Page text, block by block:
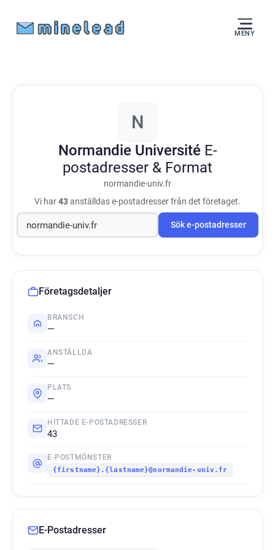
MENY
N
Normandie Université E-
postadresser & Format
normandie-univ.fr
Vi har43anställdas e-postadresser från det företaget.
Sök e-postadresser
Företagsdetaljer
BRANSCH
—
ANSTÄLLDA
—
PLATS
—
HITTADE E-POSTADRESSER
43
E-POSTMÖNSTER
{firstname}.{lastname}@normandie-univ.fr
E-Postadresser